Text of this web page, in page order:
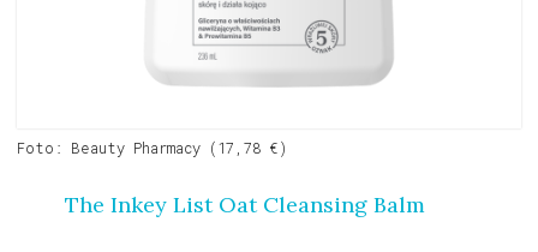
Foto: Beauty Pharmacy (17,78 €)
The Inkey List Oat Cleansing Balm